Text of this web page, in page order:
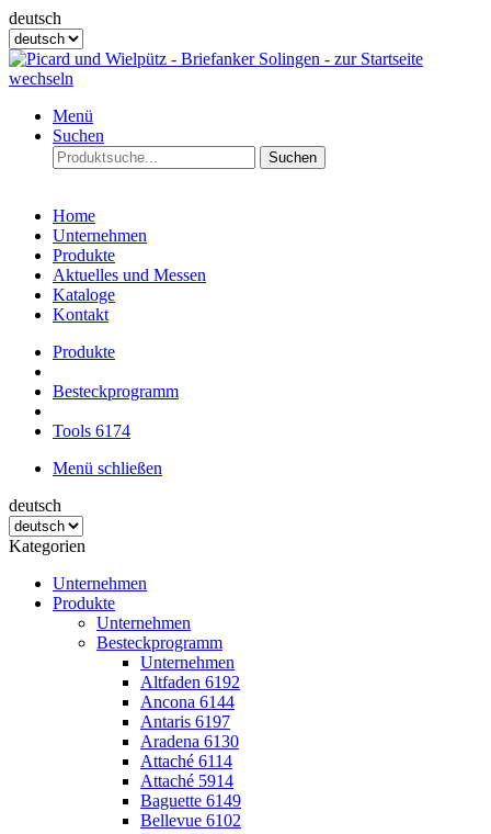
deutsch
Menü
Suchen
Suchen
Home
Unternehmen
Produkte
Aktuelles und Messen
Kataloge
Kontakt
Produkte
Besteckprogramm
Tools 6174
Menü schließen
deutsch
Kategorien
Unternehmen
Produkte
Unternehmen
Besteckprogramm
Unternehmen
Altfaden 6192
Ancona 6144
Antaris 6197
Aradena 6130
Attaché 6114
Attaché 5914
Baguette 6149
Bellevue 6102